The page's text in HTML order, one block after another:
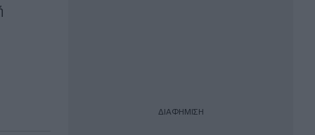
ΔΙΑΦΗΜΙΣΗ